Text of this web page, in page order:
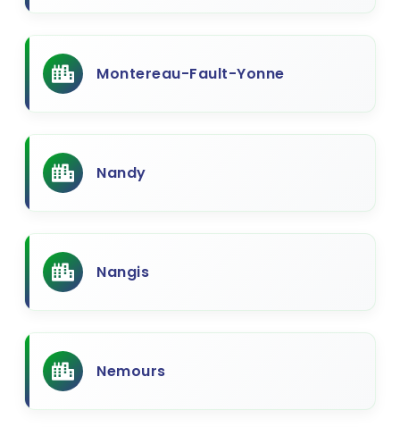
Montereau-Fault-Yonne
Nandy
Nangis
Nemours